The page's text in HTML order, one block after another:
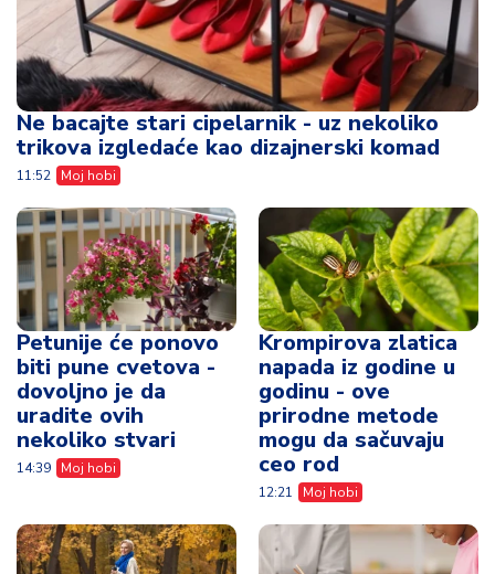
Ne bacajte stari cipelarnik - uz nekoliko
trikova izgledaće kao dizajnerski komad
11:52 Moj hobi
Petunije će ponovo
biti pune cvetova -
dovoljno je da
uradite ovih
nekoliko stvari
14:39 Moj hobi
Krompirova zlatica
napada iz godine u
godinu - ove
prirodne metode
mogu da sačuvaju
ceo rod
12:21 Moj hobi